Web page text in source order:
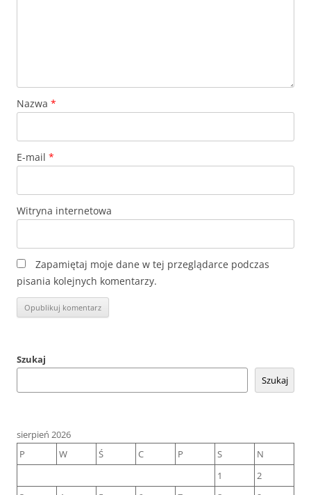
Nazwa *
E-mail *
Witryna internetowa
Zapamiętaj moje dane w tej przeglądarce podczas
pisania kolejnych komentarzy.
Szukaj
Szukaj
sierpień 2026
P
W Ś C P S
N
1
2